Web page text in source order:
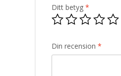
Ditt betyg *
Din recension *